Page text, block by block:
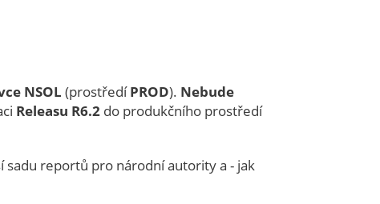
NSOL (prostředíPROD). Nebude
Releasu R6.2 do produkčního prostředí
sadu reportů pro národní autority a - jak